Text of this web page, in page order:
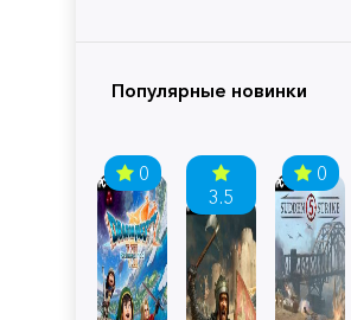
Популярные новинки
0
3.5
0